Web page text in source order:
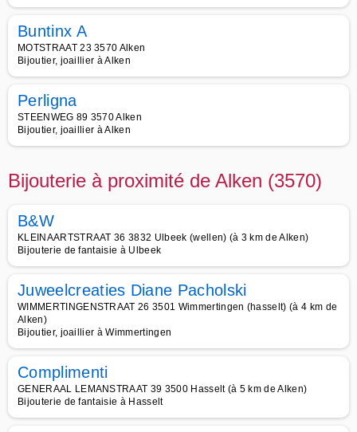
Buntinx A
MOTSTRAAT 23 3570 Alken
Bijoutier, joaillier à Alken
Perligna
STEENWEG 89 3570 Alken
Bijoutier, joaillier à Alken
Bijouterie à proximité de Alken (3570)
B&W
KLEINAARTSTRAAT 36 3832 Ulbeek (wellen) (à 3 km de Alken)
Bijouterie de fantaisie à Ulbeek
Juweelcreaties Diane Pacholski
WIMMERTINGENSTRAAT 26 3501 Wimmertingen (hasselt) (à 4 km de
Alken)
Bijoutier, joaillier à Wimmertingen
Complimenti
GENERAAL LEMANSTRAAT 39 3500 Hasselt (à 5 km de Alken)
Bijouterie de fantaisie à Hasselt